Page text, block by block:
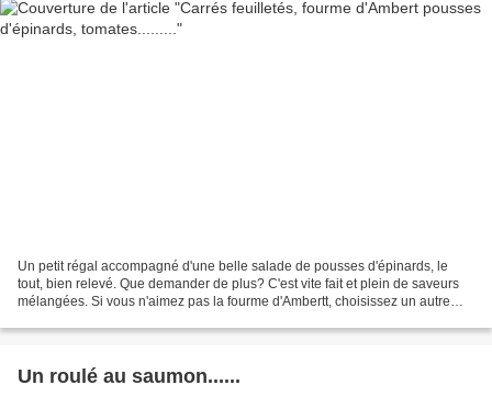
Un petit régal accompagné d'une belle salade de pousses d'épinards, le
tout, bien relevé. Que demander de plus? C'est vite fait et plein de saveurs
mélangées. Si vous n'aimez pas la fourme d'Ambertt, choisissez un autre
Un roulé au saumon......